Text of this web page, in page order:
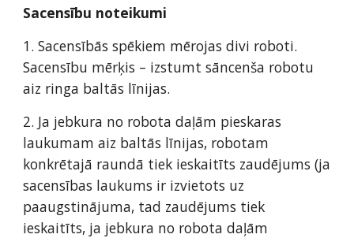
Sacensību noteikumi
1. Sacensībās spēkiem mērojas divi roboti.
Sacensību mērķis – izstumt sāncenša robotu
aiz ringa baltās līnijas.
2. Ja jebkura no robota daļām pieskaras
laukumam aiz baltās līnijas, robotam
konkrētajā raundā tiek ieskaitīts zaudējums (ja
sacensības laukums ir izvietots uz
paaugstinājuma, tad zaudējums tiek
ieskaitīts, ja jebkura no robota daļām